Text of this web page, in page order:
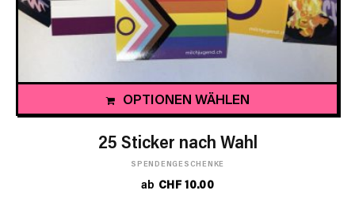
OPTIONEN WÄHLEN
25 Sticker nach Wahl
SPENDENGESCHENKE
ab CHF10.00